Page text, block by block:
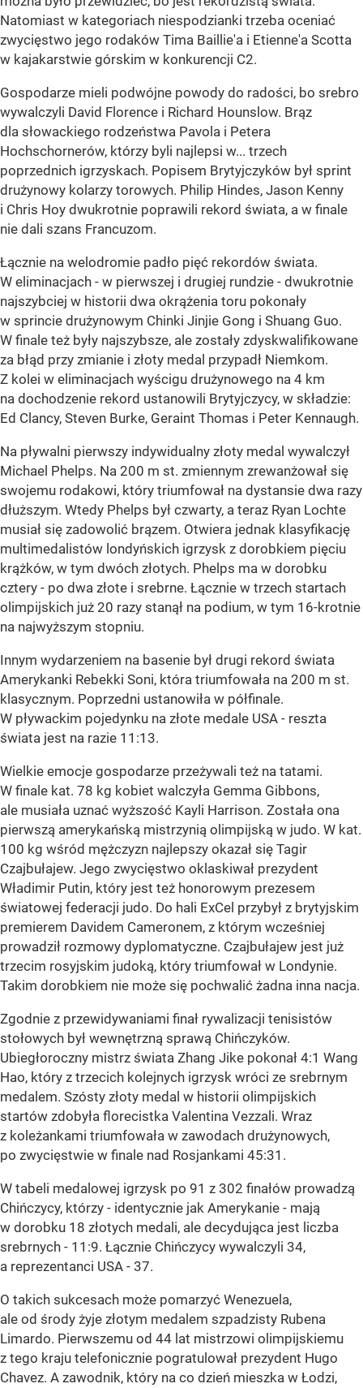
Natomiast w kategoriach niespodzianki trzeba oceniać
zwycięstwo jego rodaków Tima Baillie'a i Etienne'a Scotta
w kajakarstwie górskim w konkurencji C2.
Gospodarze mieli podwójne powody do radości, bo srebro
wywalczyli David Florence i Richard Hounslow. Brąz
dla słowackiego rodzeństwa Pavola i Petera
Hochschornerów, którzy byli najlepsi w... trzech
poprzednich igrzyskach. Popisem Brytyjczyków był sprint
drużynowy kolarzy torowych. Philip Hindes, Jason Kenny
i Chris Hoy dwukrotnie poprawili rekord świata, a w finale
nie dali szans Francuzom.
Łącznie na welodromie padło pięć rekordów świata.
W eliminacjach - w pierwszej i drugiej rundzie - dwukrotnie
najszybciej w historii dwa okrążenia toru pokonały
w sprincie drużynowym Chinki Jinjie Gong i Shuang Guo.
W finale też były najszybsze, ale zostały zdyskwalifikowane
za błąd przy zmianie i złoty medal przypadł Niemkom.
Z kolei w eliminacjach wyścigu drużynowego na 4 km
na dochodzenie rekord ustanowili Brytyjczycy, w składzie:
Ed Clancy, Steven Burke, Geraint Thomas i Peter Kennaugh.
Na pływalni pierwszy indywidualny złoty medal wywalczył
Michael Phelps. Na 200 m st. zmiennym zrewanżował się
swojemu rodakowi, który triumfował na dystansie dwa razy
dłuższym. Wtedy Phelps był czwarty, a teraz Ryan Lochte
musiał się zadowolić brązem. Otwiera jednak klasyfikację
multimedalistów londyńskich igrzysk z dorobkiem pięciu
krążków, w tym dwóch złotych. Phelps ma w dorobku
cztery - po dwa złote i srebrne. Łącznie w trzech startach
olimpijskich już 20 razy stanął na podium, w tym 16-krotnie
na najwyższym stopniu.
Innym wydarzeniem na basenie był drugi rekord świata
Amerykanki Rebekki Soni, która triumfowała na 200 m st.
klasycznym. Poprzedni ustanowiła w półfinale.
W pływackim pojedynku na złote medale USA - reszta
świata jest na razie 11:13.
Wielkie emocje gospodarze przeżywali też na tatami.
W finale kat. 78 kg kobiet walczyła Gemma Gibbons,
ale musiała uznać wyższość Kayli Harrison. Została ona
pierwszą amerykańską mistrzynią olimpijską w judo. W kat.
100 kg wśród mężczyzn najlepszy okazał się Tagir
Czajbułajew. Jego zwycięstwo oklaskiwał prezydent
Władimir Putin, który jest też honorowym prezesem
światowej federacji judo. Do hali ExCel przybył z brytyjskim
premierem Davidem Cameronem, z którym wcześniej
prowadził rozmowy dyplomatyczne. Czajbułajew jest już
trzecim rosyjskim judoką, który triumfował w Londynie.
Takim dorobkiem nie może się pochwalić żadna inna nacja.
Zgodnie z przewidywaniami finał rywalizacji tenisistów
stołowych był wewnętrzną sprawą Chińczyków.
Ubiegłoroczny mistrz świata Zhang Jike pokonał 4:1 Wang
Hao, który z trzecich kolejnych igrzysk wróci ze srebrnym
medalem. Szósty złoty medal w historii olimpijskich
startów zdobyła florecistka Valentina Vezzali. Wraz
z koleżankami triumfowała w zawodach drużynowych,
po zwycięstwie w finale nad Rosjankami 45:31.
W tabeli medalowej igrzysk po 91 z 302 finałów prowadzą
Chińczycy, którzy - identycznie jak Amerykanie - mają
w dorobku 18 złotych medali, ale decydująca jest liczba
srebrnych - 11:9. Łącznie Chińczycy wywalczyli 34,
a reprezentanci USA - 37.
O takich sukcesach może pomarzyć Wenezuela,
ale od środy żyje złotym medalem szpadzisty Rubena
Limardo. Pierwszemu od 44 lat mistrzowi olimpijskiemu
z tego kraju telefonicznie pogratulował prezydent Hugo
Chavez. A zawodnik, który na co dzień mieszka w Łodzi,